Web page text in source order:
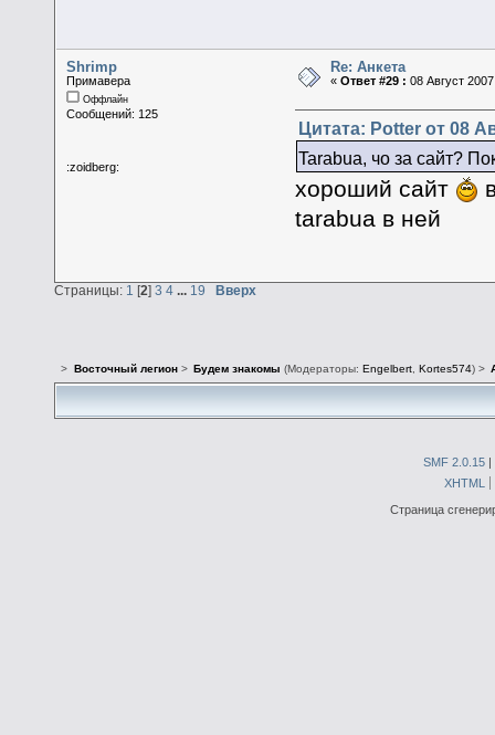
Shrimp
Примавера
Оффлайн
Сообщений: 125
:zoidberg:
Re: Анкета
«Ответ #29 : 08 Август
Цитата: Potter от 08
Tarabua, чо за сайт?
хороший сайт
tarabua в ней
Страницы: 1 [2] 3 4 ... 19 Вверх
> Восточный легион> Будем знакомы (Модераторы: Engelbert, Kortes574) >
SMF 2.0.15
XHTML
Страница